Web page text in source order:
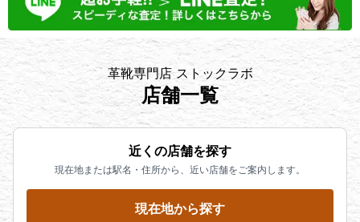
革靴専門店 ストックラボ
店舗一覧
近くの店舗を探す
現在地または駅名・住所から、近い店舗をご案内します。
現在地から探す